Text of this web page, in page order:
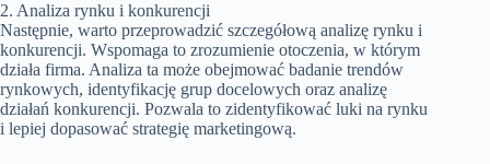
2. Analiza rynku i konkurencji
Następnie, warto przeprowadzić szczegółową analizę rynku i
konkurencji. Wspomaga to zrozumienie otoczenia, w którym
działa firma. Analiza ta może obejmować badanie trendów
rynkowych, identyfikację grup docelowych oraz analizę
działań konkurencji. Pozwala to zidentyfikować luki na rynku
i lepiej dopasować strategię marketingową.